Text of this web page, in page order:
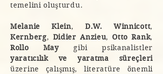
temelini oluşturdu.
Melanie Klein, D.W. Winnicott,
Kernberg, Didier Anzieu,Otto Rank,
Rollo Maygibi psikanalistler
yaratıcılık ve yaratma süreçleri
üzerine çalışmış, literatüre önemli